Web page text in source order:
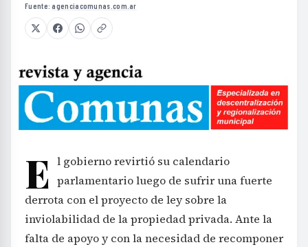
Fuente:agenciacomunas.com.ar
E l gobierno revirtió su calendario
parlamentario luego de sufrir una fuerte
derrota con el proyecto de ley sobre la
inviolabilidad de la propiedad privada. Ante la
falta de apoyo y con la necesidad de recomponer